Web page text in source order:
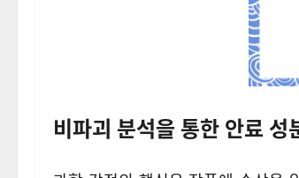
비파괴 분석을 통한 안료 성